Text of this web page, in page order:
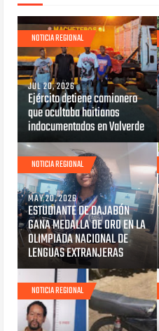
NOTICIA REGIONAL
JUL 20, 2026
Ejército detiene camionero
que ocultaba haitianos
indocumentados en Valverde
NOTICIA REGIONAL
MAY 20, 2026
ESTUDIANTE DE DAJABÓN
GANA MEDALLA DE ORO EN LA
OLIMPIADA NACIONAL DE
LENGUAS EXTRANJERAS
NOTICIA REGIONAL